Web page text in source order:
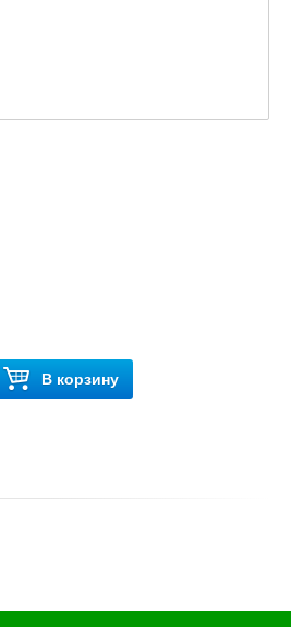
В корзину